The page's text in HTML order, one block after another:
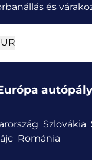
és
Szlovákia
Románia